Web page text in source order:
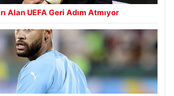
Alan UEFA Geri Adım Atmıyor